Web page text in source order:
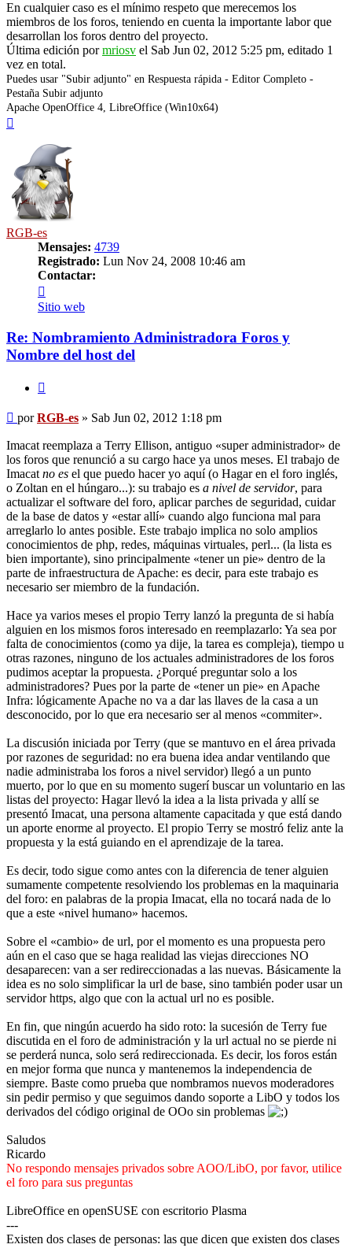
En cualquier caso es el mínimo respeto que merecemos los
miembros de los foros, teniendo en cuenta la importante labor que
desarrollan los foros dentro del proyecto.
Última edición pormriosv el Sab Jun 02, 2012 5:25 pm, editado 1
vez en total.
Puedes usar "Subir adjunto" en Respuesta rápida - Editor Completo -
Pestaña Subir adjunto
Apache OpenOffice 4, LibreOffice (Win10x64)
RGB-es
Mensajes: 4739
Registrado: Lun Nov 24, 2008 10:46 am
Contactar:
RGB-
es
Sitio web
Re: Nombramiento Administradora Foros y
Nombre del host del
Mensaje
porRGB-es » Sab Jun 02, 2012 1:18 pm
Imacat reemplaza a Terry Ellison, antiguo «super administrador» de
los foros que renunció a su cargo hace ya unos meses. El trabajo de
Imacat no es el que puedo hacer yo aquí (o Hagar en el foro inglés,
o Zoltan en el húngaro...): su trabajo es a nivel de servidor, para
actualizar el software del foro, aplicar parches de seguridad, cuidar
de la base de datos y «estar allí» cuando algo funciona mal para
arreglarlo lo antes posible. Este trabajo implica no solo amplios
conocimientos de php, redes, máquinas virtuales, perl... (la lista es
bien importante), sino principalmente «tener un pie» dentro de la
parte de infraestructura de Apache: es decir, para este trabajo es
necesario ser miembro de la fundación.
Hace ya varios meses el propio Terry lanzó la pregunta de si había
alguien en los mismos foros interesado en reemplazarlo: Ya sea por
falta de conocimientos (como ya dije, la tarea es compleja), tiempo u
otras razones, ninguno de los actuales administradores de los foros
pudimos aceptar la propuesta. ¿Porqué preguntar solo a los
administradores? Pues por la parte de «tener un pie» en Apache
Infra: lógicamente Apache no va a dar las llaves de la casa a un
desconocido, por lo que era necesario ser al menos «commiter».
La discusión iniciada por Terry (que se mantuvo en el área privada
por razones de seguridad: no era buena idea andar ventilando que
nadie administraba los foros a nivel servidor) llegó a un punto
muerto, por lo que en su momento sugerí buscar un voluntario en las
listas del proyecto: Hagar llevó la idea a la lista privada y allí se
presentó Imacat, una persona altamente capacitada y que está dando
un aporte enorme al proyecto. El propio Terry se mostró feliz ante la
propuesta y la está guiando en el aprendizaje de la tarea.
Es decir, todo sigue como antes con la diferencia de tener alguien
sumamente competente resolviendo los problemas en la maquinaria
del foro: en palabras de la propia Imacat, ella no tocará nada de lo
que a este «nivel humano» hacemos.
Sobre el «cambio» de url, por el momento es una propuesta pero
aún en el caso que se haga realidad las viejas direcciones NO
desaparecen: van a ser redireccionadas a las nuevas. Básicamente la
idea es no solo simplificar la url de base, sino también poder usar un
servidor https, algo que con la actual url no es posible.
En fin, que ningún acuerdo ha sido roto: la sucesión de Terry fue
discutida en el foro de administración y la url actual no se pierde ni
se perderá nunca, solo será redireccionada. Es decir, los foros están
en mejor forma que nunca y mantenemos la independencia de
siempre. Baste como prueba que nombramos nuevos moderadores
sin pedir permiso y que seguimos dando soporte a LibO y todos los
derivados del código original de OOo sin problemas
Saludos
Ricardo
No respondo mensajes privados sobre AOO/LibO, por favor, utilice
el foro para sus preguntas
LibreOffice en openSUSE con escritorio Plasma
---
Existen dos clases de personas: las que dicen que existen dos clases